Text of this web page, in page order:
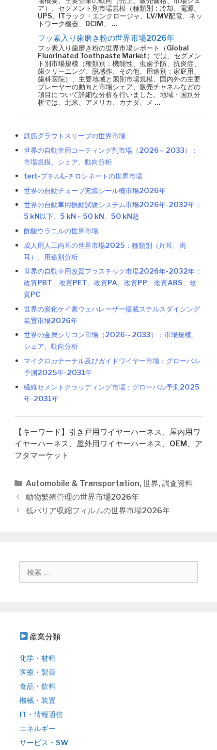
ア）、セグメント別市場規模（種類別：冷却、電源、
UPS、ITラック・エンクロージャ、LV/MV配電、ネッ
トワーク機器、DCIM、 …
フッ素入り歯磨き粉の世界市場2026年
フッ素入り歯磨き粉の世界市場レポート（Global
Fluorinated Toothpaste Market）では、セグメン
ト別市場規模（種類別：機能性、虫歯予防、抗炎症、
歯クリーニング、脱感作、その他、用途別：家庭用、
歯科医院）、主要地域と国別市場規模、国内外の主要
プレーヤーの動向と市場シェア、販売チャネルなどの
項目について詳細な分析を行いました。地域・国別分
析では、北米、アメリカ、カナダ、メ …
鉄筋グラウトスリーブの世界市場
世界の自動車用コーティング剤市場（2026～2033）：
市場規模、シェア、動向分析
tert-ブチルL-チロシネートの世界市場
世界の自動チューブ充填シール機市場2026年
世界の自動車用振動試験システム市場2026年-2032年：
5 kN以下、5 kN～50 kN、50 kN超
酢酸ウラニルの世界市場
成人用人工内耳の世界市場2025：種類別（片耳、両
耳）、用途別分析
世界の自動車用改質プラスチック市場2026年-2032年：
改質PBT、改質PET、改質PA、改質PP、改質ABS、改
質PC
世界の炭化ケイ素ウェハレーザー搭載ステルスダイシング
装置市場2026年
世界の金属シリコン市場（2026～2033）：市場規模、
シェア、動向分析
マイクロカテーテル及びガイドワイヤー市場：グローバル
予測2025年-2031年
繊維セメントクラッディング市場：グローバル予測2025
年-2031年
【キーワード】引き戸用ワイヤーハーネス、屋内用ワ
イヤーハーネス、屋外用ワイヤーハーネス、OEM、ア
フタマーケット
カ
テ
ゴ
リ
Automobile & Transportation, 世界, 調査資料
投
稿
動物繁殖管理の世界市場2026年
低バリア収縮フィルムの世界市場2026年
産業分類
化学・材料
医療・製薬
食品・飲料
機械・装置
IT・情報通信
エネルギー
サービス・SW